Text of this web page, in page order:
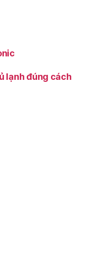
lạnh đúng cách